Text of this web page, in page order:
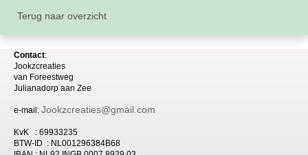
Terug naar overzicht
Contact:
Jookzcreaties
van Foreestweg
Julianadorp aan Zee
e-mail: Jookzcreaties@gmail.com
KvK : 69933235
BTW-ID : NL001296384B68